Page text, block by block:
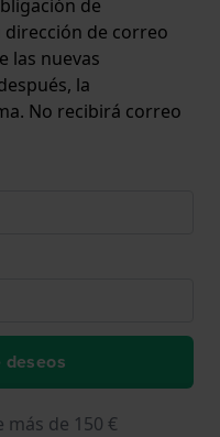
de
de correo
las nuevas
la
No recibirá correo
deseos
de 150 €